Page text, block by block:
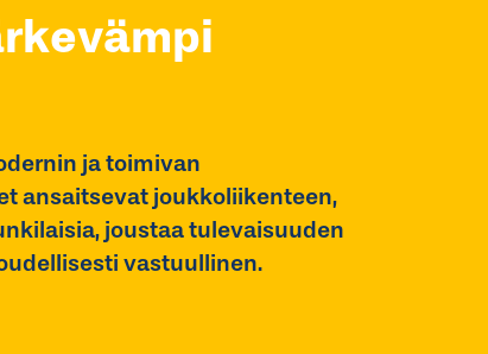
ja toimivan
ansaitsevat joukkoliikenteen,
joustaa tulevaisuuden
vastuullinen.